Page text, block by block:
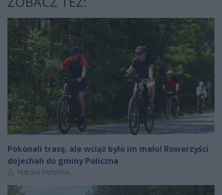
Pokonali trasę, ale wciąż było im mało! Rowerzyści
dojechali do gminy Policzna
Autor artykułu:
Natalia Pętelska